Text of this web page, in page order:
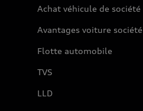
Achat véhicule de société
Avantages voiture société
Flotte automobile
TVS
LLD